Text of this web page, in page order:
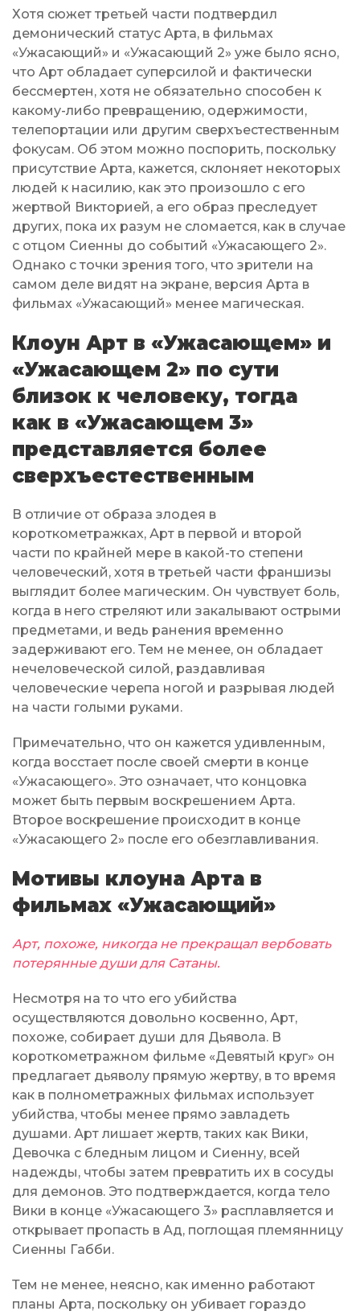
Хотя сюжет третьей части подтвердил
демонический статус Арта, в фильмах
«Ужасающий» и «Ужасающий 2» уже было ясно,
что Арт обладает суперсилой и фактически
бессмертен, хотя не обязательно способен к
какому-либо превращению, одержимости,
телепортации или другим сверхъестественным
фокусам. Об этом можно поспорить, поскольку
присутствие Арта, кажется, склоняет некоторых
людей к насилию, как это произошло с его
жертвой Викторией, а его образ преследует
других, пока их разум не сломается, как в случае
с отцом Сиенны до событий «Ужасающего 2».
Однако с точки зрения того, что зрители на
самом деле видят на экране, версия Арта в
фильмах «Ужасающий» менее магическая.
Клоун Арт в «Ужасающем» и
«Ужасающем 2» по сути
близок к человеку, тогда
как в «Ужасающем 3»
представляется более
сверхъестественным
В отличие от образа злодея в
короткометражках, Арт в первой и второй
части по крайней мере в какой-то степени
человеческий, хотя в третьей части франшизы
выглядит более магическим. Он чувствует боль,
когда в него стреляют или закалывают острыми
предметами, и ведь ранения временно
задерживают его. Тем не менее, он обладает
нечеловеческой силой, раздавливая
человеческие черепа ногой и разрывая людей
на части голыми руками.
Примечательно, что он кажется удивленным,
когда восстает после своей смерти в конце
«Ужасающего». Это означает, что концовка
может быть первым воскрешением Арта.
Второе воскрешение происходит в конце
«Ужасающего 2» после его обезглавливания.
Мотивы клоуна Арта в
фильмах «Ужасающий»
Арт, похоже, никогда не прекращал вербовать
потерянные души для Сатаны.
Несмотря на то что его убийства
осуществляются довольно косвенно, Арт,
похоже, собирает души для Дьявола. В
короткометражном фильме «Девятый круг» он
предлагает дьяволу прямую жертву, в то время
как в полнометражных фильмах использует
убийства, чтобы менее прямо завладеть
душами. Арт лишает жертв, таких как Вики,
Девочка с бледным лицом и Сиенну, всей
надежды, чтобы затем превратить их в сосуды
для демонов. Это подтверждается, когда тело
Вики в конце «Ужасающего 3» расплавляется и
открывает пропасть в Ад, поглощая племянницу
Сиенны Габби.
Тем не менее, неясно, как именно работают
планы Арта, поскольку он убивает гораздо